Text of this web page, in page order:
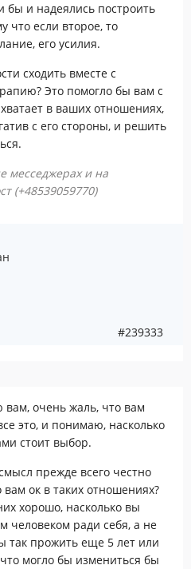
бы и надеялись построить
что если второе, то
его усилия.
сходить вместе с
Это помогло бы вам с
в ваших отношениях,
с его стороны, и решить
месседжерах и на
(+48539059770)
#239333
очень жаль, что вам
это, и понимаю, насколько
стоит выбор.
прежде всего честно
вам ок в таких отношениях?
хорошо, насколько вы
человеком ради себя, а не
так прожить еще 5 лет или
могло бы измениться бы